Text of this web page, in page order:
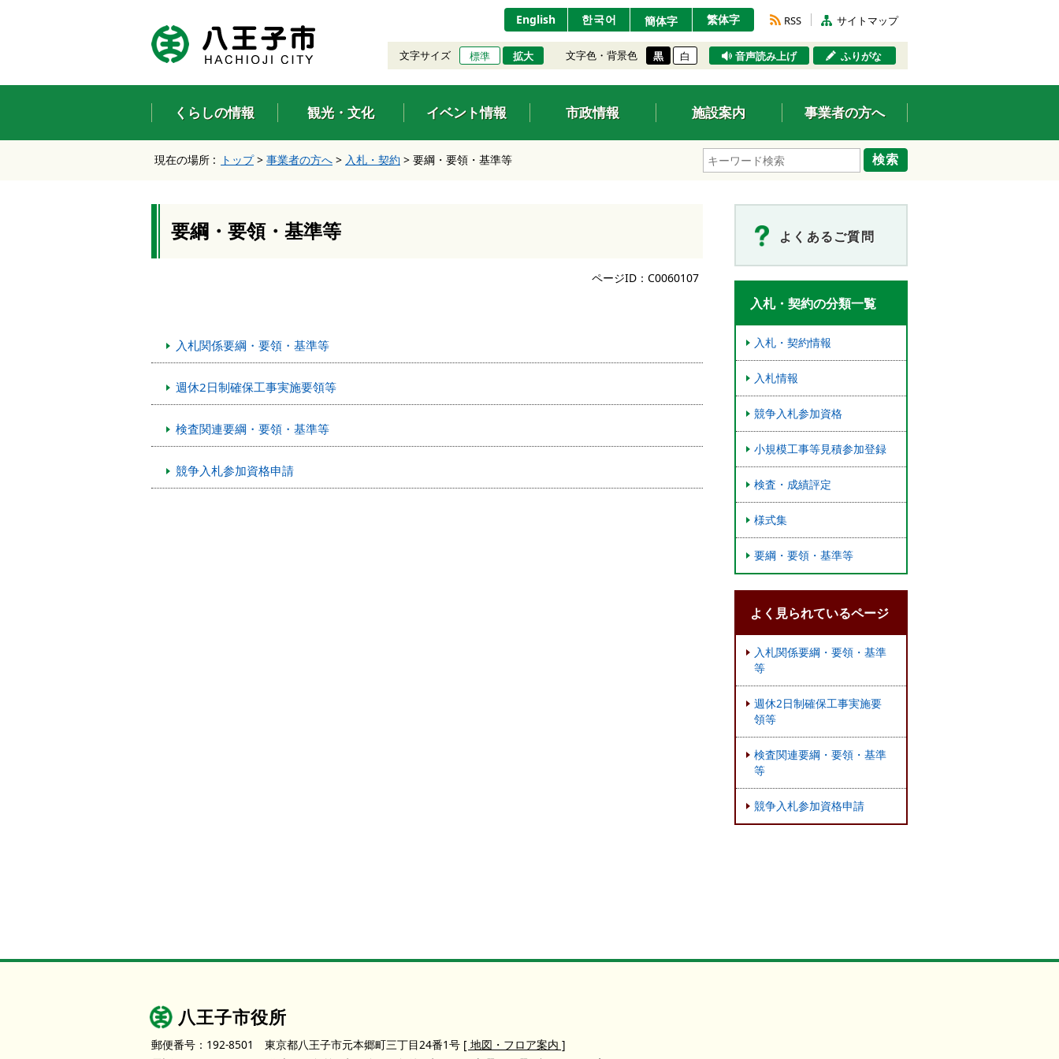
ン
タ
ー
キ
ナ
ビ
シ
を
本
し
English 한국어 簡体字 繁体字 RSS サイトマップ
文字サイズ 標準 拡大 文字色・背景色 黒 白 音声読み上げ ふりがな
くらしの情報 観光・文化 イベント情報 市政情報 施設案内 事業者の方へ
検索
現在の場所 : トップ> 事業者の方へ > 入札・契約 > 要綱・要領・基準等
要綱・要領・基準等
ページID：C0060107
入札関係要綱・要領・基準等
週休2日制確保工事実施要領等
検査関連要綱・要領・基準等
競争入札参加資格申請
よくあるご質問
入札・契約の分類一覧
入札・契約情報
入札情報
競争入札参加資格
小規模工事等見積参加登録
検査・成績評定
様式集
要綱・要領・基準等
よく見られているページ
入札関係要綱・要領・基準
等
週休2日制確保工事実施要
領等
検査関連要綱・要領・基準
等
競争入札参加資格申請
八王子市役所
郵便番号：192-8501 東京都八王子市元本郷町三丁目24番1号 [ 地図・フロア案内 ]